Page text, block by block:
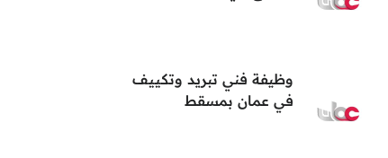
وظيفة فني تبريد وتكييف
في عمان بمسقط